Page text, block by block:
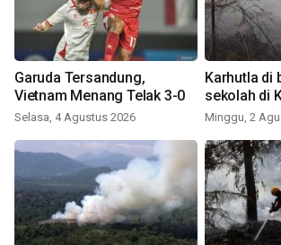
Garuda Tersandung,
Vietnam Menang Telak 3-0
Selasa, 4 Agustus 2026
Karhutla di
sekolah di
Minggu, 2